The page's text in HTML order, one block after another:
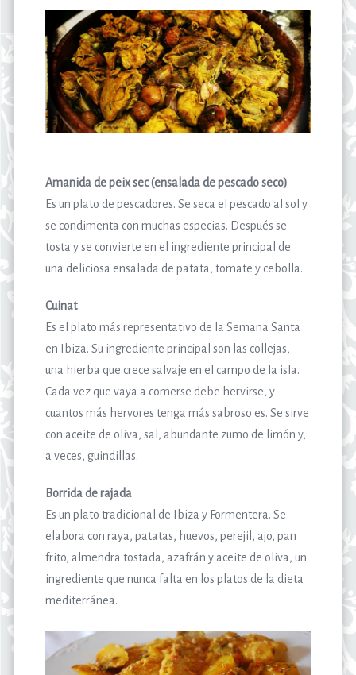
Amanida de peix sec (ensalada de pescado seco)
Es un plato de pescadores. Se seca el pescado al sol y
se condimenta con muchas especias. Después se
tosta y se convierte en el ingrediente principal de
una deliciosa ensalada de patata, tomate y cebolla.
Cuinat
Es el plato más representativo de la Semana Santa
en Ibiza. Su ingrediente principal son las collejas,
una hierba que crece salvaje en el campo de la isla.
Cada vez que vaya a comerse debe hervirse, y
cuantos más hervores tenga más sabroso es. Se sirve
con aceite de oliva, sal, abundante zumo de limón y,
a veces, guindillas.
Borrida de rajada
Es un plato tradicional de Ibiza y Formentera. Se
elabora con raya, patatas, huevos, perejil, ajo, pan
frito, almendra tostada, azafrán y aceite de oliva, un
ingrediente que nunca falta en los platos de la dieta
mediterránea.